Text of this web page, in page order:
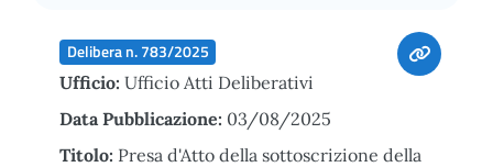
Delibera n. 783/2025
Ufficio: Ufficio Atti Deliberativi
Data Pubblicazione: 03/08/2025
Titolo: Presa d'Atto della sottoscrizione della